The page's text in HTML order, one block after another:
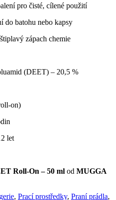
pro čisté, cílené použití
do batohu nebo kapsy
zápach chemie
(DEET) – 20,5 %
on)
let
Roll-On – 50 ml od MUGGA
, Prací prostředky, Praní prádla,